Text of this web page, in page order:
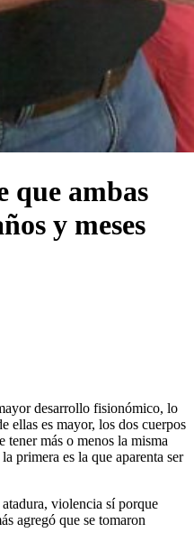
que ambas
y meses
desarrollo fisionómico, lo
ellas es mayor, los dos cuerpos
tener más o menos la misma
primera es la que aparenta ser
violencia sí porque
agregó que se tomaron